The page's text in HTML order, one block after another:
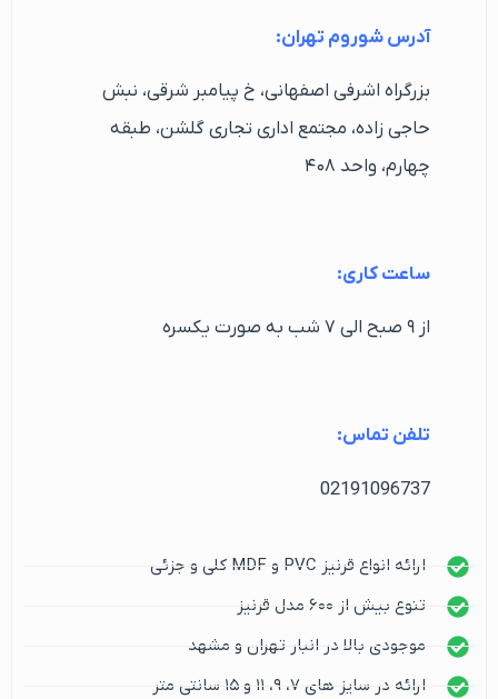
آدرس شوروم تهران:
بزرگراه اشرفی اصفهانی، خ پیامبر شرقی، نبش
حاجی زاده، مجتمع اداری تجاری گلشن، طبقه
چهارم، واحد ۴۰۸
ساعت کاری:
از ۹ صبح الی ۷ شب به صورت یکسره
تلفن تماس:
02191096737
ارائه انواع قرنیز PVC و MDF کلی و جزئی
تنوع بیش از ۶۰۰ مدل قرنیز
موجودی بالا در انبار تهران و مشهد
ارائه در سایز های ۷، ۹، ۱۱ و ۱۵ سانتی متر